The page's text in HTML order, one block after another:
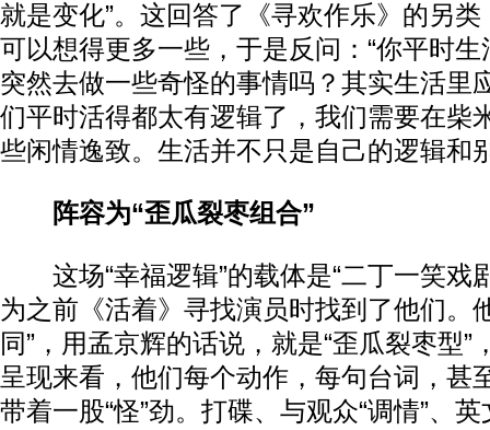
就是变化”。这回答了《寻欢作乐》的另
可以想得更多一些，于是反问：“你平时
突然去做一些奇怪的事情吗？其实生活里
们平时活得都太有逻辑了，我们需要在柴
些闲情逸致。生活并不只是自己的逻辑和
阵容为“歪瓜裂枣组合”
这场“幸福逻辑”的载体是“二丁一笑戏
为之前《活着》寻找演员时找到了他们。
同”，用孟京辉的话说，就是“歪瓜裂枣型”
呈现来看，他们每个动作，每句台词，甚
带着一股“怪”劲。打碟、与观众“调情”、